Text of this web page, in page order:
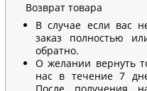
Возврат товара
В случае если вас
заказ полностью
обратно.
О желании вернуть
нас в течение 7